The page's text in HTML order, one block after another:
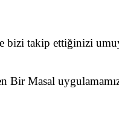
takip ettiğinizi
Bir Masal